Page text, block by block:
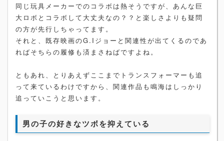
同じ玩具メーカーでのコラボは熱そうですが、あんな巨
大ロボとコラボして大丈夫なの？？と楽しさよりも疑問
の方が先行しちゃってます。
それと、既存映画のG.Iジョーと関連性が出てくるのであ
ればそちらの履修も済まさねばですよね。
ともあれ、とりあえずここまでトランスフォーマーも追
って来ているわけですから、関連作品も鳴海はしっかり
追っていこうと思います。
男の子の好きなツボを抑えている